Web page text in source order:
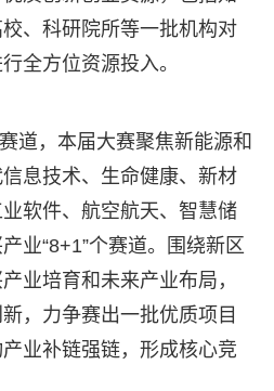
、科研院所等一批机构对
全方位资源投入。
道，本届大赛聚焦新能源和
息技术、生命健康、新材
软件、航空航天、智慧储
业“8+1”个赛道。围绕新区
业培育和未来产业布局，
，力争赛出一批优质项目
业补链强链，形成核心竞